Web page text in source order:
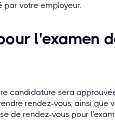
par votre employeur.
l'examen
candidature sera
rendez-vous, ainsi que
de rendez-vous pour